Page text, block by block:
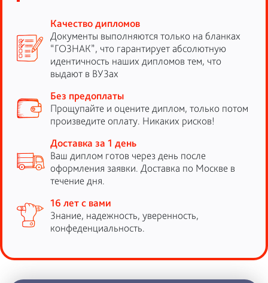
Качество дипломов
Документы выполняются только на бланках
“ГОЗНАК”, что гарантирует абсолютную
идентичность наших дипломов тем, что
выдают в ВУЗах
Без предоплаты
Прощупайте и оцените диплом, только потом
произведите оплату. Никаких рисков!
Доставка за 1 день
Ваш диплом готов через день после
оформления заявки. Доставка по Москве в
течение дня.
16 лет с вами
Знание, надежность, уверенность,
конфеденциальность.